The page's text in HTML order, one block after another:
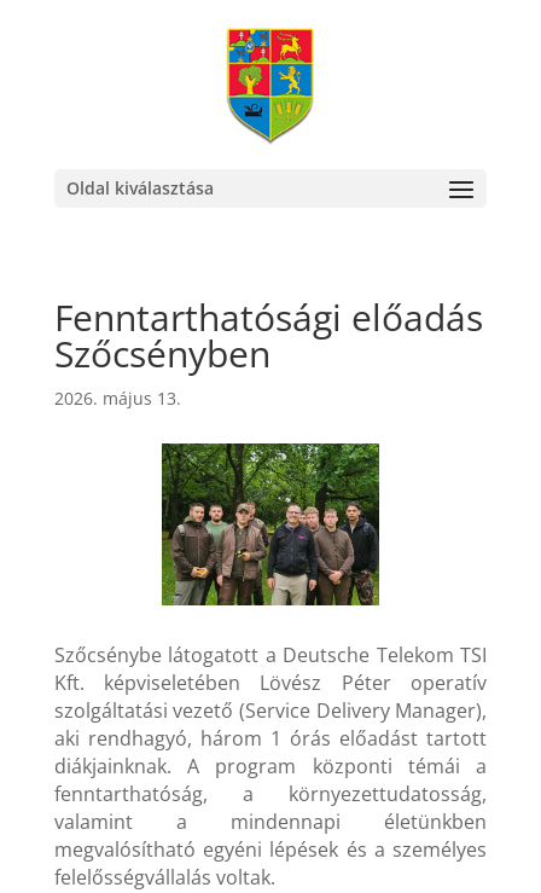
Oldal kiválasztása
Fenntarthatósági előadás
Szőcsényben
2026. május 13.
Szőcsénybe látogatott a Deutsche Telekom TSI
Kft. képviseletében Lövész Péter operatív
szolgáltatási vezető (Service Delivery Manager),
aki rendhagyó, három 1 órás előadást tartott
diákjainknak. A program központi témái a
fenntarthatóság, a környezettudatosság,
valamint a mindennapi életünkben
megvalósítható egyéni lépések és a személyes
felelősségvállalás voltak.